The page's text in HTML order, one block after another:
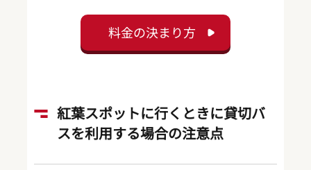
料金の決まり方
紅葉スポットに行くときに貸切バ
スを利用する場合の注意点